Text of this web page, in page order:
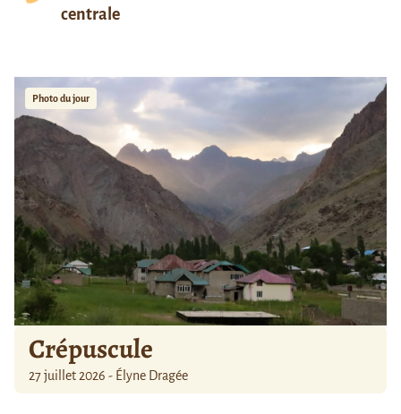
centrale
Photo du jour
Crépuscule
27 juillet 2026 - Élyne Dragée